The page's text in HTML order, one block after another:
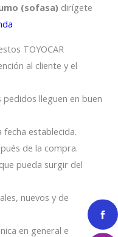
(sofasa) dirígete
TOYOCAR
al cliente y el
lleguen en buen
fecha establecida.
de la compra.
pueda surgir del
nuevos y de
en general e